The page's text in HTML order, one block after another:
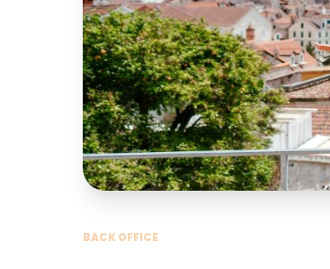
BACK OFFICE